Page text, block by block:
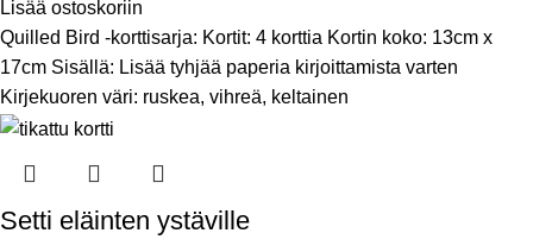
Lisää ostoskoriin
Quilled Bird -korttisarja: Kortit: 4 korttia Kortin koko: 13cm x
17cm Sisällä: Lisää tyhjää paperia kirjoittamista varten
Kirjekuoren väri: ruskea, vihreä, keltainen
Setti eläinten ystäville